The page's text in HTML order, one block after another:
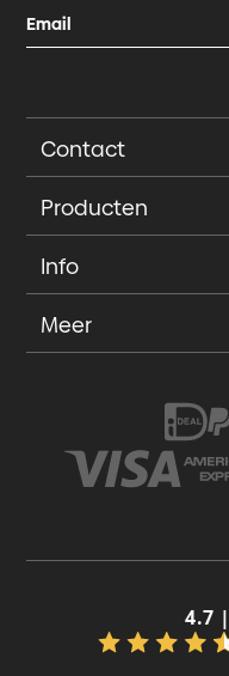
Contact
Producten
Info
Meer
4.7